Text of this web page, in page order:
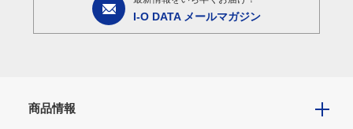
I-O DATA メールマガジン
商品情報